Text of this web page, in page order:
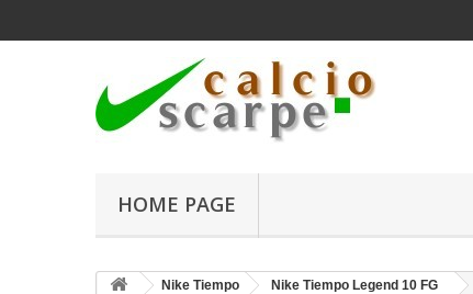
HOME PAGE
Nike Tiempo Nike Tiempo Legend 10 FG